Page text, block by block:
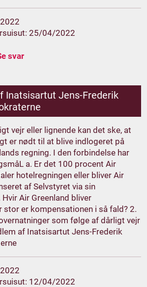
25/04/2022
svar
Inatsisartut Jens-Frederik
vejr eller lignende kan det ske, at
er nødt til at blive indlogeret på
regning. I den forbindelse har
a. Er det 100 procent Air
hotelregningen eller bliver Air
af Selvstyret via sin
Air Greenland bliver
stor er kompensationen i så fald? 2.
som følge af dårligt vejr
af Inatsisartut Jens-Frederik
12/04/2022